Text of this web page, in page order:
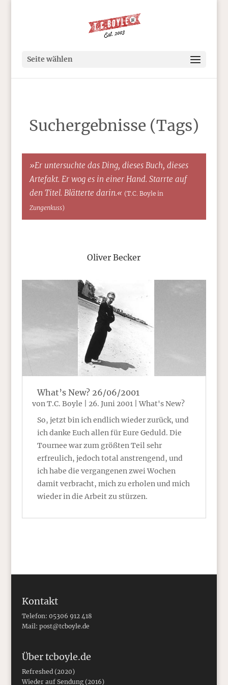
Seite wählen
Suchergebnisse (Tags)
»Er untersuchte das Ding, dieses Buch, dieses
Artefakt. Er wog es in einer Hand. Starrte auf
den Titel. Blätterte darin.« (T.C. Boyle in
Zungenkuss)
Oliver Becker
What’s New? 26/06/2001
vonT.C. Boyle 26. Juni 2001|What's New?
So, jetzt bin ich endlich wieder zurück, und
ich danke Euch allen für Eure Geduld. Die
Tournee war zum größten Teil sehr
erfreulich, jedoch total anstrengend, und
ich habe die vergangenen zwei Wochen
damit verbracht, mich zu erholen und mich
wieder in die Arbeit zu stürzen.
Kontakt
Telefon: 05306 912 418
Mail: post@tcboyle.de
Über tcboyle.de
Refreshed (2020)
Wieder auf Sendung (2016)